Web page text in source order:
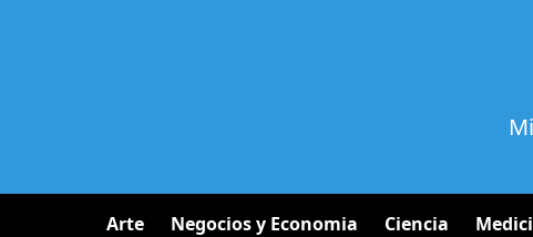
Arte Negocios y Economia Ciencia